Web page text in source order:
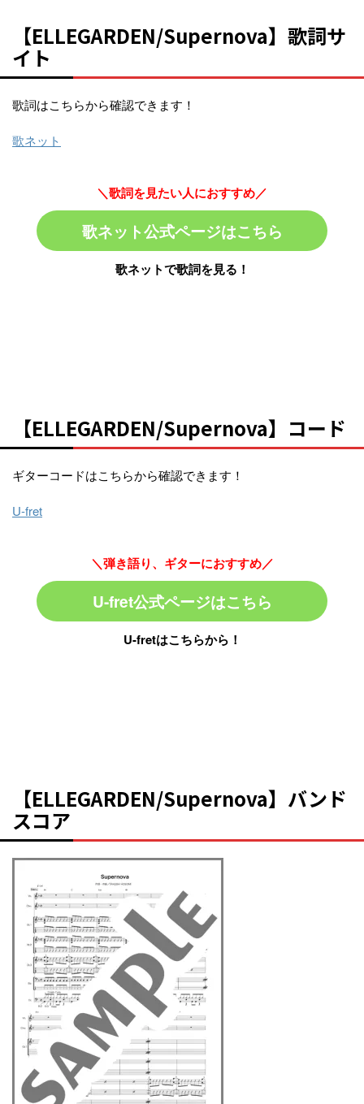
【ELLEGARDEN/Supernova】歌詞サ
イト
歌詞はこちらから確認できます！
歌ネット
＼歌詞を見たい人におすすめ／
歌ネット公式ページはこちら
歌ネットで歌詞を見る！
【ELLEGARDEN/Supernova】コード
ギターコードはこちらから確認できます！
U-fret
＼弾き語り、ギターにおすすめ／
U-fret公式ページはこちら
U-fretはこちらから！
【ELLEGARDEN/Supernova】バンド
スコア